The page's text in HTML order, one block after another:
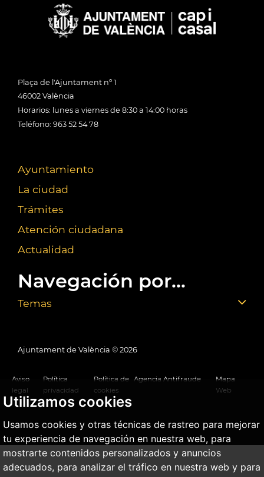
Utilizamos cookies
Usamos cookies y otras técnicas de rastreo para mejorar
tu experiencia de navegación en nuestra web, para
mostrarte contenidos personalizados y anuncios
adecuados, para analizar el tráfico en nuestra web y para
Plaça de l'Ajuntament nº 1
46002 València
Horarios: lunes a viernes de 8:30 a 14:00 horas
Teléfono: 963 52 54 78
Ayuntamiento
La ciudad
Trámites
Atención ciudadana
Actualidad
Navegación por...
Temas
Ajuntament de València © 2026
Aviso
legal
Política
privacidad
Política de
cookies
Agencia Antifraude
Mapa
Web